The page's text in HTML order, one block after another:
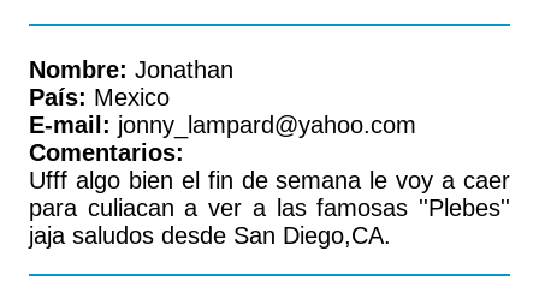
Nombre: Jonathan
País: Mexico
E-mail: jonny_lampard@yahoo.com
Comentarios:
Ufff algo bien el fin de semana le voy a caer
para culiacan a ver a las famosas ''Plebes''
jaja saludos desde San Diego,CA.